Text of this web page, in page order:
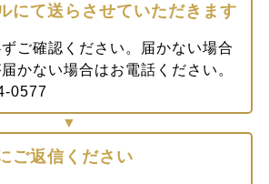
にて送らさせていただきます
ご確認ください。届かない場合
かない場合はお電話ください。
0577
ご返信ください